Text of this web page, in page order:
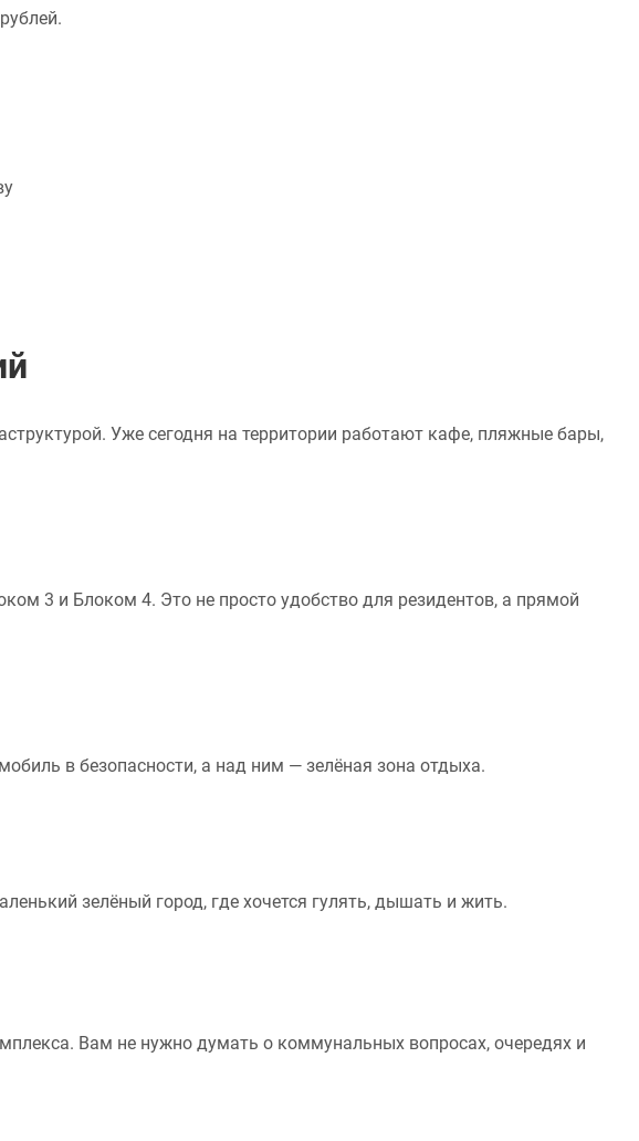
Уже сегодня на территории работают кафе, пляжные бары,
3 и Блоком 4. Это не просто удобство для резидентов, а прямой
в безопасности, а над ним — зелёная зона отдыха.
зелёный город, где хочется гулять, дышать и жить.
Вам не нужно думать о коммунальных вопросах, очередях и